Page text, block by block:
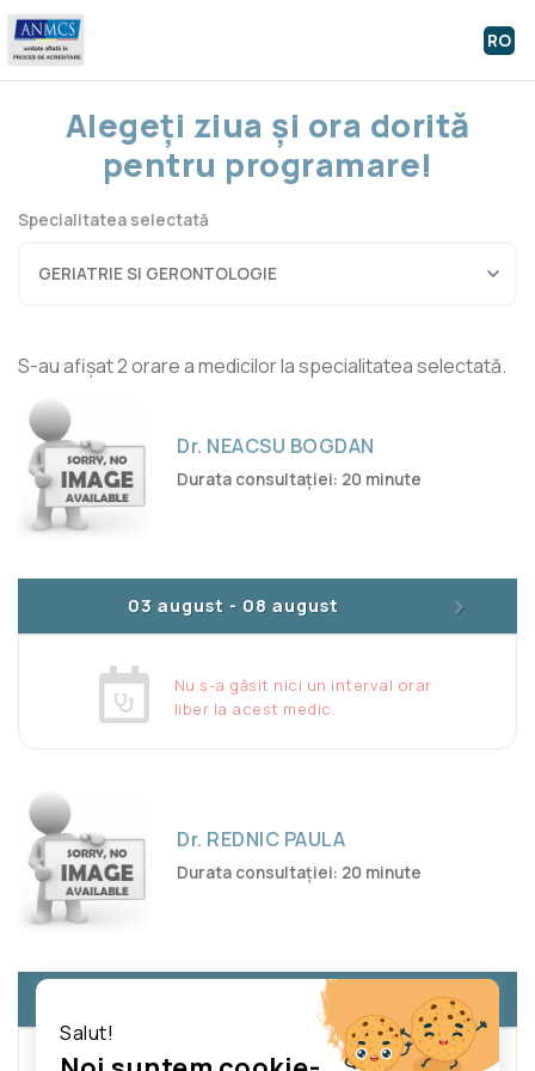
RO
Alegeți ziua și ora dorită
pentru programare!
Specialitatea selectată
S-au afișat 2 orare a medicilor la specialitatea selectată.
Dr. NEACSU BOGDAN
Durata consultației: 20 minute
03 august - 08 august >
Nu s-a găsit nici un interval orar
liber la acest medic.
Dr. REDNIC PAULA
Durata consultației: 20 minute
08 august >
Salut!